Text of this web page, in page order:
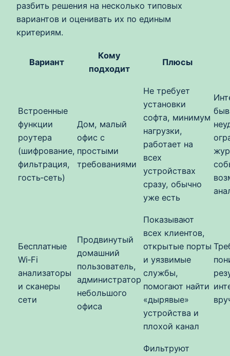
разбить решения на несколько типовых
вариантов и оценивать их по единым
критериям.
Вариант
Кому
подходит
Плюсы
Встроенные
функции
роутера
(шифрование,
фильтрация,
гость‑сеть)
Дом, малый
офис с
простыми
требованиями
Не требует
установки
софта, минимум
нагрузки,
работает на
всех
устройствах
сразу, обычно
уже есть
Бесплатные
Wi‑Fi
анализаторы
и сканеры
сети
Продвинутый
домашний
пользователь,
администратор
небольшого
офиса
Показывают
всех клиентов,
открытые порты
и уязвимые
службы,
помогают найти
«дырявые»
устройства и
плохой канал
Фильтруют